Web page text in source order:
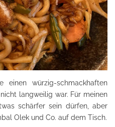
einen würzig-schmackhaften
langweilig war. Für meinen
schärfer sein dürfen, aber
Olek und Co. auf dem Tisch.